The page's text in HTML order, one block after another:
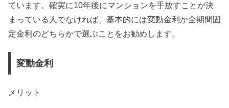
ています。確実に10年後にマンションを手放すことが決
まっている人でなければ、基本的には変動金利か全期間固
定金利のどちらかで選ぶことをお勧めします。
変動金利
メリット